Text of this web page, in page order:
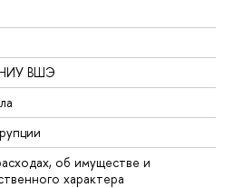
НИУ ВШЭ
об имуществе и
характера